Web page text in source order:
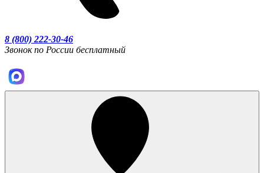
8 (800) 222-30-46
Звонок по России бесплатный